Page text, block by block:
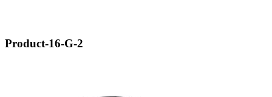
Product-16-G-2